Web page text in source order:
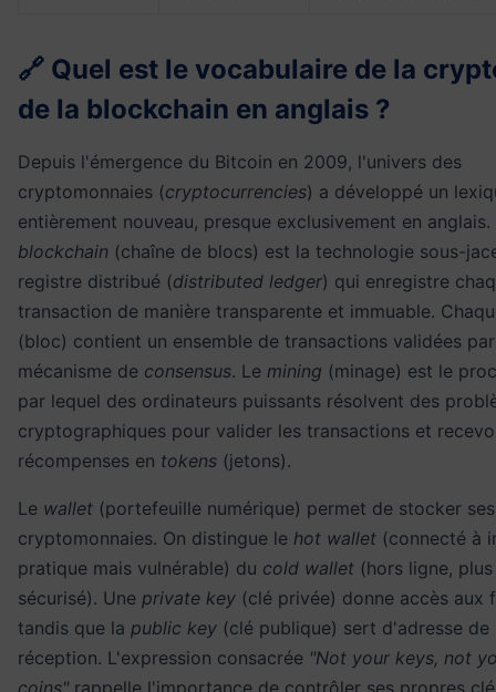
🔗 Quel est le vocabulaire de la
de la blockchain en anglais ?
Depuis l'émergence du Bitcoin en 2009, l'univers des
cryptomonnaies (cryptocurrencies) a développé un
entièrement nouveau, presque exclusivement en anglais.
blockchain (chaîne de blocs) est la technologie sous-
registre distribué (distributed ledger) qui enregistre
transaction de manière transparente et immuable.
(bloc) contient un ensemble de transactions validées
mécanisme de consensus. Le mining (minage) est le
par lequel des ordinateurs puissants résolvent des
cryptographiques pour valider les transactions et
récompenses en tokens (jetons).
Le wallet (portefeuille numérique) permet de stocker ses
cryptomonnaies. On distingue le hot wallet (connecté à
pratique mais vulnérable) du cold wallet (hors ligne, plus
sécurisé). Une private key (clé privée) donne accès aux
tandis que la public key (clé publique) sert d'adresse de
réception. L'expression consacrée "Not your keys, not
coins" rappelle l'importance de contrôler ses propres